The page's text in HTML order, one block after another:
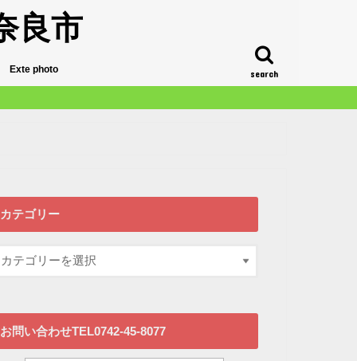
良市
search
Exte photo
カテゴリー
お問い合わせTEL0742-45-8077